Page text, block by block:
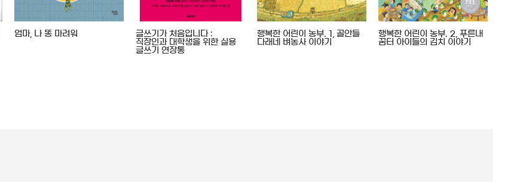
엄마, 나 똥 마려워
글쓰기가 처음입니다 :
직장인과 대학생을 위한 실용
글쓰기 연장통
행복한 어린이 농부. 1, 골안들
다래네 벼농사 이야기
행복한 어린이 농부. 2, 푸른내
꿈터 아이들의 김치 이야기